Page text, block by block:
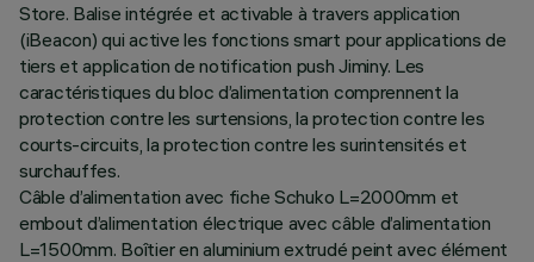
Store. Balise intégrée et activable à travers application
(iBeacon) qui active les fonctions smart pour applications de
tiers et application de notification push Jiminy. Les
caractéristiques du bloc d’alimentation comprennent la
protection contre les surtensions, la protection contre les
courts-circuits, la protection contre les surintensités et
surchauffes.
Câble d’alimentation avec fiche Schuko L=2000mm et
embout d’alimentation électrique avec câble d’alimentation
L=1500mm. Boîtier en aluminium extrudé peint avec élément